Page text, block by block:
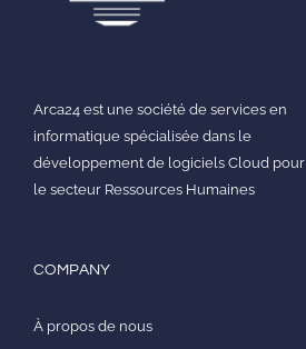
Arca24 est une société de services en
informatique spécialisée dans le
développement de logiciels Cloud pour
le secteur Ressources Humaines
COMPANY
À propos de nous